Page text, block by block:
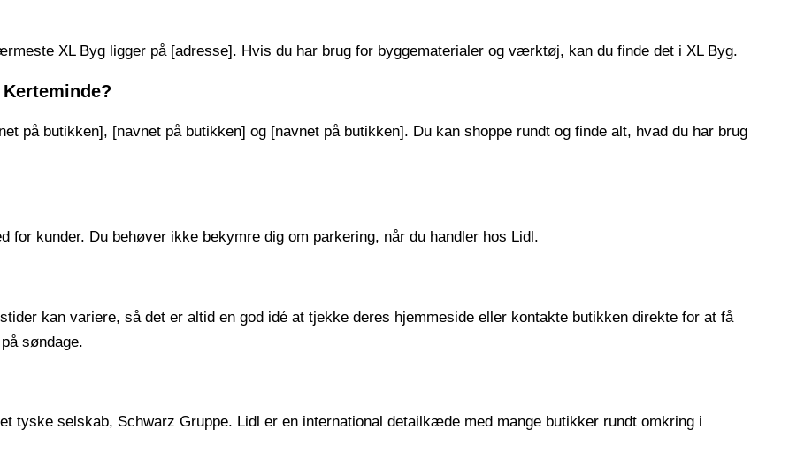
XL Byg ligger på [adresse]. Hvis du har brug for byggematerialer og værktøj, kan du finde det i XL Byg.
på butikken], [navnet på butikken] og [navnet på butikken]. Du kan shoppe rundt og finde alt, hvad du har brug
for kunder. Du behøver ikke bekymre dig om parkering, når du handler hos Lidl.
kan variere, så det er altid en god idé at tjekke deres hjemmeside eller kontakte butikken direkte for at få
søndage.
tyske selskab, Schwarz Gruppe. Lidl er en international detailkæde med mange butikker rundt omkring i